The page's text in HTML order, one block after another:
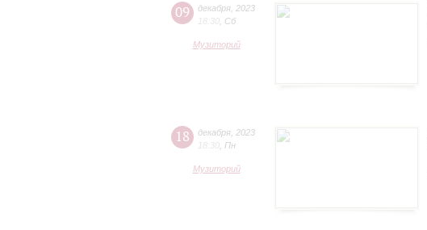
09 декабря 2023
18:30 Сб
Музиторий
18 декабря 2023
18:30 Пн
Музиторий